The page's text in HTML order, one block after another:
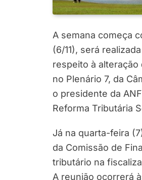
A semana começa
(6/11), será
respeito à alteração
no Plenário 7, da
o presidente da
Reforma Tributária
Já na quarta-feira
da Comissão de
tributário na
A reunião ocorrerá